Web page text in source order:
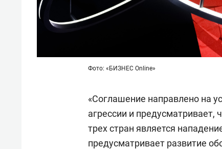
Фото: «БИЗНЕС Online»
«Соглашение направлено на
агрессии и предусматривает,
трех стран является
предусматривает развитие